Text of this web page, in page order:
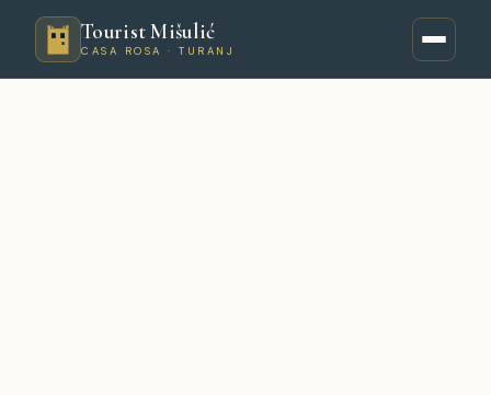
Tourist Mišulić
CASA ROSA · TURANJ